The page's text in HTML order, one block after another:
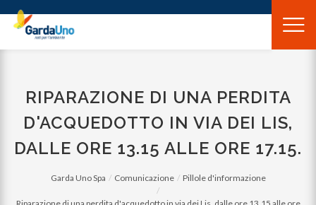
Gardauno
Spa
RIPARAZIONE DI UNA PERDITA
D'ACQUEDOTTO IN VIA DEI LIS,
DALLE ORE 13.15 ALLE ORE 17.15.
Garda Uno Spa Comunicazione Pillole d'informazione